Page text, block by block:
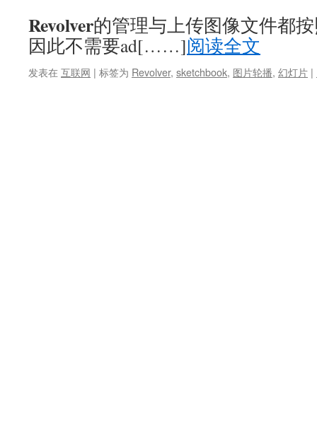
Revolver的管理与上传图像文件都
因此不需要ad[……]阅读全文
发表在 互联网 | 标签为 Revolver, sketchbook, 图片轮播, 幻灯片 |